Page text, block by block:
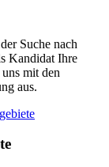
Suche nach
Kandidat Ihre
mit den
aus.